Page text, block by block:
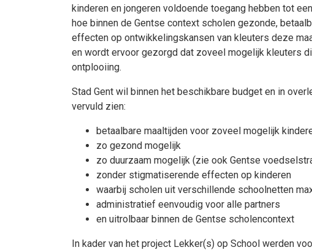
kinderen en jongeren voldoende toegang hebben tot
hoe binnen de Gentse context scholen gezonde,
effecten op ontwikkelingskansen van kleuters deze
en wordt ervoor gezorgd dat zoveel mogelijk kleuters
ontplooiing.
Stad Gent wil binnen het beschikbare budget en in
vervuld zien:
betaalbare maaltijden voor zoveel mogelijk
zo gezond mogelijk
zo duurzaam mogelijk (zie ook Gentse
zonder stigmatiserende effecten op kinderen
waarbij scholen uit verschillende schoolnetten
administratief eenvoudig voor alle partners
en uitrolbaar binnen de Gentse scholencontext
In kader van het project Lekker(s) op School werden